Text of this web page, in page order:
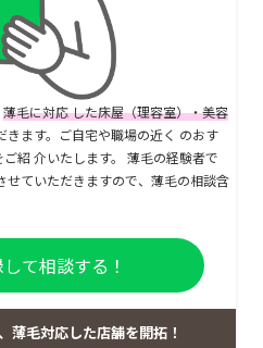
薄毛に対応 した床屋（理容室）・美容
きます。ご自宅や職場の近く のおす
紹 介いたします。 薄毛の経験者で
せていただきますので、薄毛の相談含
て相談する！
薄毛対応した店舗を開拓！